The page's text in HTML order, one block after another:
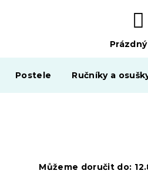
KOŠÍK
Postele Ručníky a
Můžeme doručit do: